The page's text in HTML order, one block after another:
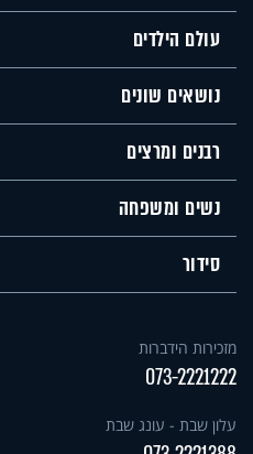
עולם הילדים
נושאים שונים
רבנים ומרצים
נשים ומשפחה
סידור
מזכירות הידברות
073-2221222
עלון שבת - עונג שבת